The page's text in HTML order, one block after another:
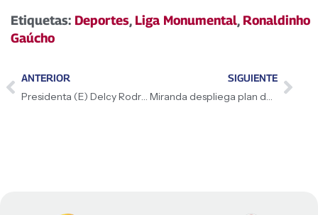
Etiquetas: Deportes, Liga Monumental, Ronaldinho
Gaúcho
ANTERIOR
Presidenta (E) Delcy Rodríguez llega a Nueva Delhi, República de la India, para cumplir con una agenda de trabajo estratégica
SIGUIENTE
Miranda despliega plan de asfalto en tramo Flamingo-Curiepe